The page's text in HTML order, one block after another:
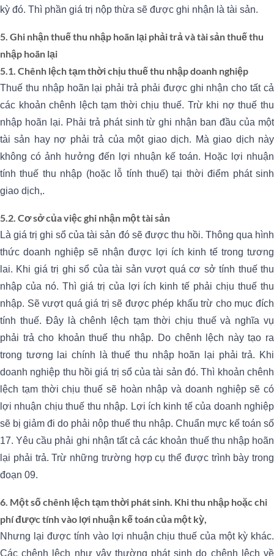
kỳ đó. Thì phần giá trị nộp thừa sẽ được ghi nhận là tài sản.
5. Ghi nhận thuế thu nhập hoãn lại phải trả và tài sản thuế thu
nhập hoãn lại
5.1. Chênh lệch tạm thời chịu thuế thu nhập doanh nghiệp
Thuế thu nhập hoãn lại phải trả phải được ghi nhận cho tất cả
các khoản chênh lệch tạm thời chịu thuế. Trừ khi nợ thuế thu
nhập hoãn lại. Phải trả phát sinh từ ghi nhận ban đầu của một
tài sản hay nợ phải trả của một giao dịch. Mà giao dịch này
không có ảnh hưởng đến lợi nhuận kế toán. Hoặc lợi nhuận
tính thuế thu nhập (hoặc lỗ tính thuế) tại thời điểm phát sinh
giao dịch,.
5.2. Cơ sở của việc ghi nhận một tài sản
Là giá trị ghi sổ của tài sản đó sẽ được thu hồi. Thông qua hình
thức doanh nghiệp sẽ nhận được lợi ích kinh tế trong tương
lai. Khi giá trị ghi sổ của tài sản vượt quá cơ sở tính thuế thu
nhập của nó. Thì giá trị của lợi ích kinh tế phải chịu thuế thu
nhập. Sẽ vượt quá giá trị sẽ được phép khấu trừ cho mục đích
tính thuế. Đây là chênh lệch tạm thời chịu thuế và nghĩa vụ
phải trả cho khoản thuế thu nhập. Do chênh lệch này tạo ra
trong tương lai chính là thuế thu nhập hoãn lại phải trả. Khi
doanh nghiệp thu hồi giá trị sổ của tài sản đó. Thì khoản chênh
lệch tạm thời chịu thuế sẽ hoàn nhập và doanh nghiệp sẽ có
lợi nhuận chịu thuế thu nhập. Lợi ích kinh tế của doanh nghiệp
sẽ bị giảm đi do phải nộp thuế thu nhập. Chuẩn mực kế toán số
17. Yêu cầu phải ghi nhận tất cả các khoản thuế thu nhập hoãn
lại phải trả. Trừ những trường hợp cụ thể được trình bày trong
đoạn 09.
6. Một số chênh lệch tạm thời phát sinh. Khi thu nhập hoặc chi
phí được tính vào lợi nhuận kế toán của một kỳ,
Nhưng lại được tính vào lợi nhuận chịu thuế của một kỳ khác.
Các chênh lệch như vậy thường phát sinh do chênh lệch về